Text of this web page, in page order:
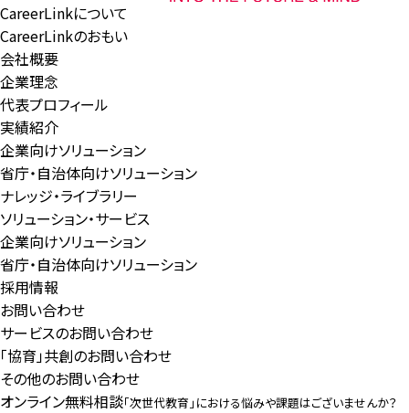
CareerLinkについて
CareerLinkのおもい
会社概要
企業理念
代表プロフィール
実績紹介
企業向けソリューション
省庁・自治体向けソリューション
ナレッジ・ライブラリー
ソリューション・サービス
企業向けソリューション
省庁・自治体向けソリューション
採用情報
お問い合わせ
サービスのお問い合わせ
「協育」共創のお問い合わせ
その他のお問い合わせ
オンライン無料相談「次世代教育」における悩みや課題はございませんか？